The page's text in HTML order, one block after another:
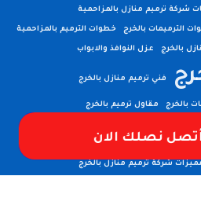
شركة ترميم منازل بالمزاحمية
الترميمات بالخرج خطوات الترميم بالمزاحمية
بالخرج عزل النوافذ والابواب
فني ترميم منازل بالخرج
بالخرج مقاول ترميم بالخرج
ترميم منازل بالمزاحمية
فلل بالخرج
شركة ترميم منازل بالخرج
نصلك الان